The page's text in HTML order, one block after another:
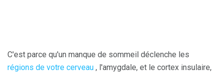
C'est parce qu'un manque de sommeil déclenche les
régions de votre cerveau , l'amygdale, et le cortex insulaire,